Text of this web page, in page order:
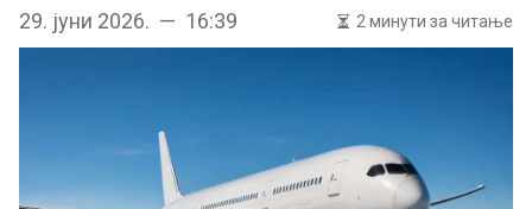
29. јуни 2026. — 16:39 2 минути за читање